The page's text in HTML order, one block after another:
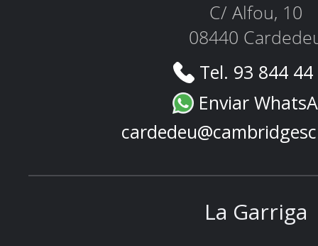
C/ Alfou, 10
08440
Tel. 93 844
Enviar
La Garriga